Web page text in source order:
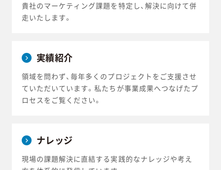
貴社のマーケティング課題を特定し、解決に向けて併
走いたします。
実績紹介
領域を問わず、毎年多くのプロジェクトをご支援させ
ていただいています。私たちが事業成果へつなげたプ
ロセスをご覧ください。
ナレッジ
現場の課題解決に直結する実践的なナレッジや考え